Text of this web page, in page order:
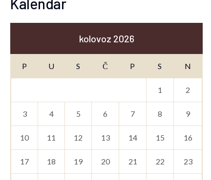
kolovoz 2026
P U S Č P S N
1 2
3 4 5 6 7 8 9
10 11 12 13 14 15 16
17 18 19 20 21 22 23